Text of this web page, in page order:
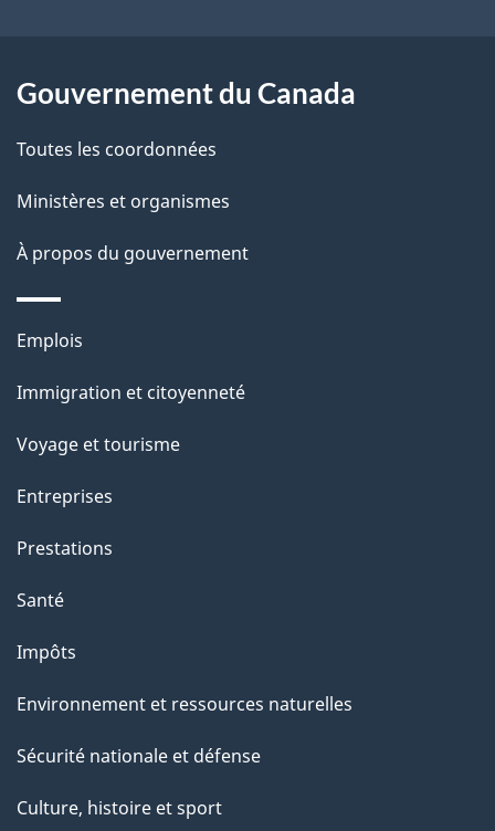
ei
o
s
u
c
e
e
p
g
Gouvernement du Canada
Toutes les coordonnées
Ministères et organismes
À propos du gouvernement
Thèmes
sujets
Emplois
Immigration et citoyenneté
Voyage et tourisme
Entreprises
Prestations
Santé
Impôts
Environnement et ressources naturelles
Sécurité nationale et défense
Culture, histoire et sport